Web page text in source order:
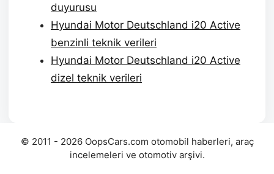
duyurusu
Hyundai Motor Deutschland i20 Active
benzinli teknik verileri
Hyundai Motor Deutschland i20 Active
dizel teknik verileri
© 2011 - 2026 OopsCars.com otomobil haberleri, araç
incelemeleri ve otomotiv arşivi.